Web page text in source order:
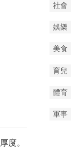
度。
社會
娛樂
美食
育兒
體育
軍事